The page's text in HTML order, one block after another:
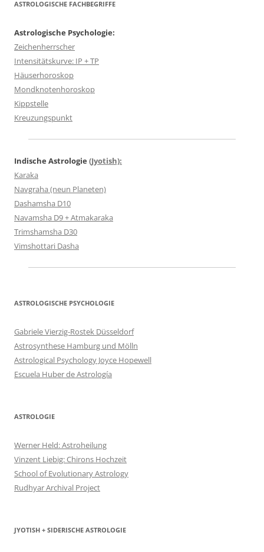
ASTROLOGISCHE FACHBEGRIFFE
Astrologische Psychologie:
Zeichenherrscher
Intensitätskurve: IP + TP
Häuserhoroskop
Mondknotenhoroskop
Kippstelle
Kreuzungspunkt
Indische Astrologie (Jyotish):
Karaka
Navgraha (neun Planeten)
Dashamsha D10
Navamsha D9 + Atmakaraka
Trimshamsha D30
Vimshottari Dasha
ASTROLOGISCHE PSYCHOLOGIE
Gabriele Vierzig-Rostek Düsseldorf
Astrosynthese Hamburg und Mölln
Astrological Psychology Joyce Hopewell
Escuela Huber de Astrología
ASTROLOGIE
Werner Held: Astroheilung
Vinzent Liebig: Chirons Hochzeit
School of Evolutionary Astrology
Rudhyar Archival Project
JYOTISH + SIDERISCHE ASTROLOGIE